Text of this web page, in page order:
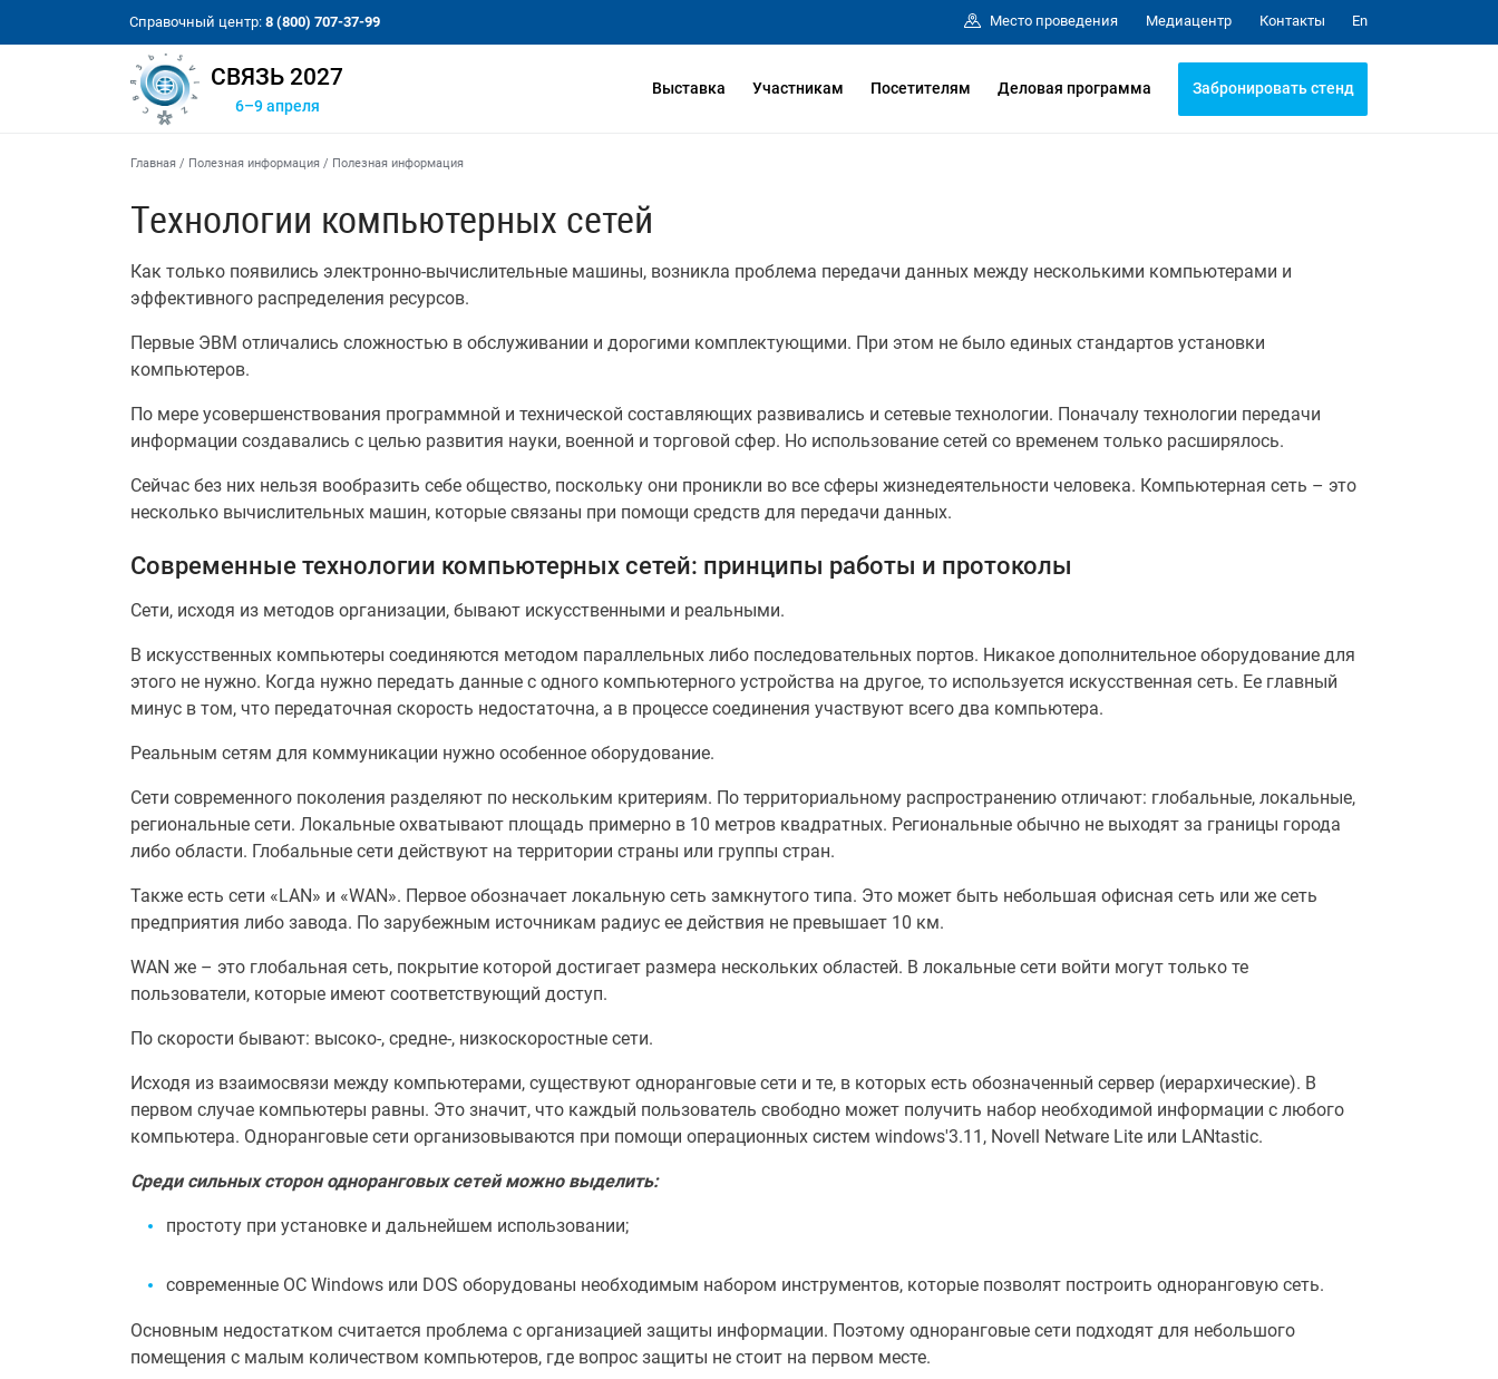
Справочный центр: 8 (800) 707-37-99 Место проведения Медиацентр Контакты En
СВЯЗЬ 2027
6–9 апреля
Выставка Участникам Посетителям Деловая программа Забронировать стенд
Главная / Полезная информация / Полезная информация
Технологии компьютерных сетей
Как только появились электронно-вычислительные машины, возникла проблема передачи данных между несколькими компьютерами и
эффективного распределения ресурсов.
Первые ЭВМ отличались сложностью в обслуживании и дорогими комплектующими. При этом не было единых стандартов установки
компьютеров.
По мере усовершенствования программной и технической составляющих развивались и сетевые технологии. Поначалу технологии передачи
информации создавались с целью развития науки, военной и торговой сфер. Но использование сетей со временем только расширялось.
Сейчас без них нельзя вообразить себе общество, поскольку они проникли во все сферы жизнедеятельности человека. Компьютерная сеть – это
несколько вычислительных машин, которые связаны при помощи средств для передачи данных.
Современные технологии компьютерных сетей: принципы работы и протоколы
Сети, исходя из методов организации, бывают искусственными и реальными.
В искусственных компьютеры соединяются методом параллельных либо последовательных портов. Никакое дополнительное оборудование для
этого не нужно. Когда нужно передать данные с одного компьютерного устройства на другое, то используется искусственная сеть. Ее главный
минус в том, что передаточная скорость недостаточна, а в процессе соединения участвуют всего два компьютера.
Реальным сетям для коммуникации нужно особенное оборудование.
Сети современного поколения разделяют по нескольким критериям. По территориальному распространению отличают: глобальные, локальные,
региональные сети. Локальные охватывают площадь примерно в 10 метров квадратных. Региональные обычно не выходят за границы города
либо области. Глобальные сети действуют на территории страны или группы стран.
Также есть сети «LAN» и «WAN». Первое обозначает локальную сеть замкнутого типа. Это может быть небольшая офисная сеть или же сеть
предприятия либо завода. По зарубежным источникам радиус ее действия не превышает 10 км.
WAN же – это глобальная сеть, покрытие которой достигает размера нескольких областей. В локальные сети войти могут только те
пользователи, которые имеют соответствующий доступ.
По скорости бывают: высоко-, средне-, низкоскоростные сети.
Исходя из взаимосвязи между компьютерами, существуют одноранговые сети и те, в которых есть обозначенный сервер (иерархические). В
первом случае компьютеры равны. Это значит, что каждый пользователь свободно может получить набор необходимой информации с любого
компьютера. Одноранговые сети организовываются при помощи операционных систем windows'3.11, Novell Netware Lite или LANtastic.
Среди сильных сторон одноранговых сетей можно выделить:
простоту при установке и дальнейшем использовании;
современные ОС Windows или DOS оборудованы необходимым набором инструментов, которые позволят построить одноранговую сеть.
Основным недостатком считается проблема с организацией защиты информации. Поэтому одноранговые сети подходят для небольшого
помещения с малым количеством компьютеров, где вопрос защиты не стоит на первом месте.